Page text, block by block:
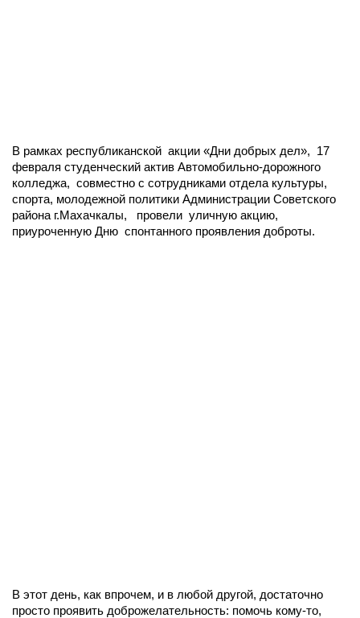
В рамках республиканской акции «Дни добрых дел», 17
февраля студенческий актив Автомобильно-дорожного
колледжа, совместно с сотрудниками отдела культуры,
спорта, молодежной политики Администрации Советского
района г.Махачкалы, провели уличную акцию,
приуроченную Дню спонтанного проявления доброты.
В этот день, как впрочем, и в любой другой, достаточно
просто проявить доброжелательность: помочь кому-то,